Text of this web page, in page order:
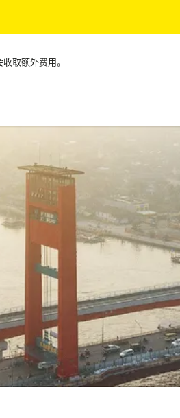
取额外费用。